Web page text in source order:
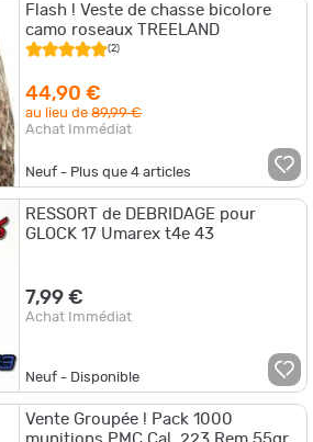
Flash ! Veste de chasse bicolore
camo roseaux TREELAND
(2)
44,90 €
au lieu de89,99 €
Achat Immédiat
Neuf - Plus que4 articles
RESSORT de DEBRIDAGE pour
GLOCK 17 Umarex t4e 43
7,99 €
Achat Immédiat
Neuf - Disponible
Vente Groupée ! Pack 1000